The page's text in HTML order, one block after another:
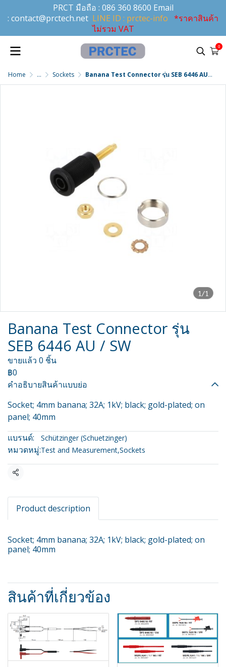
PRCT มือถือ : 086 360 8600 Email
: contact@prctech.net LINE ID : prctec-info *ราคาสินค้า
ไม่รวม VAT
0
Home ... Sockets Banana Test Connector รุ่น SEB 6446 AU / SW
1/1
Banana Test Connector รุ่น
SEB 6446 AU / SW
ขายแล้ว 0 ชิ้น
฿0
คำอธิบายสินค้าแบบย่อ
Socket; 4mm banana; 32A; 1kV; black; gold-plated; on
panel; 40mm
แบรนด์:
Schützinger (Schuetzinger)
หมวดหมู่:Test and Measurement,Sockets
แชร์
Product description
Socket; 4mm banana; 32A; 1kV; black; gold-plated; on
panel; 40mm
สินค้าที่เกี่ยวข้อง